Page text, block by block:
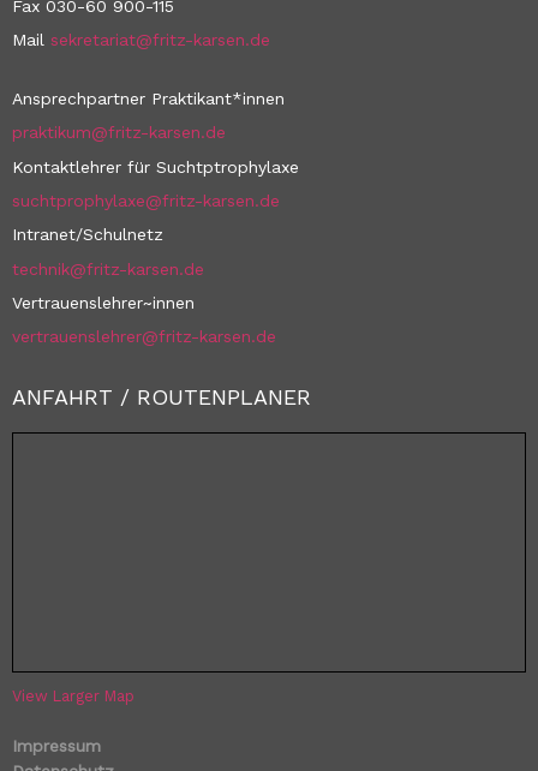
Fax 030-60 900-115
Mail sekretariat@fritz-karsen.de
Ansprechpartner Praktikant*innen
praktikum@fritz-karsen.de
Kontaktlehrer für Suchtptrophylaxe
suchtprophylaxe@fritz-karsen.de
Intranet/Schulnetz
technik@fritz-karsen.de
Vertrauenslehrer~innen
vertrauenslehrer@fritz-karsen.de
ANFAHRT / ROUTENPLANER
View Larger Map
Impressum